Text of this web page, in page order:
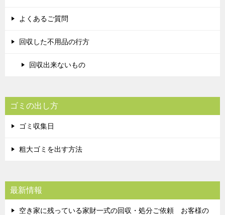
よくあるご質問
回収した不用品の行方
回収出来ないもの
ゴミの出し方
ゴミ収集日
粗大ゴミを出す方法
最新情報
空き家に残っている家財一式の回収・処分ご依頼 お客様の